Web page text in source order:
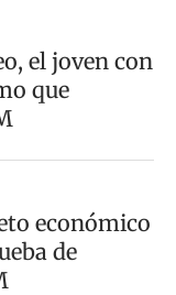
el joven con
que
económico
de